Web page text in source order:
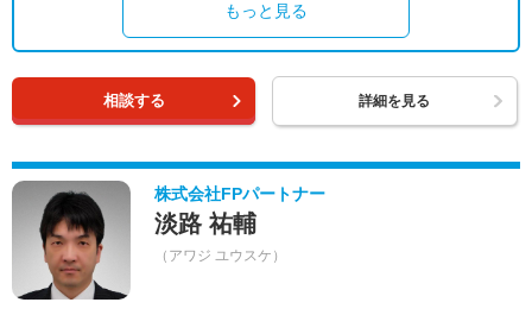
もっと見る
相談する 詳細を見る
株式会社FPパートナー
淡路 祐輔
（アワジ ユウスケ）